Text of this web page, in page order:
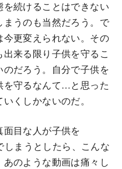
続けることはできない
うのも当然だろう。で
更変えられない。その
来る限り子供を守るこ
だろう。自分で子供を
を守るなんて…と思った
くしかないのだ。
目な人が子供を
まうとしたら、こんな
のような動画は痛々し